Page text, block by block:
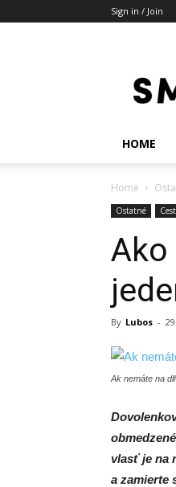
Sign in / Join
HOME
Home
Ostatné
Ako
By Lubos -
Ak nemáte na
vlasť je na
a zamierte